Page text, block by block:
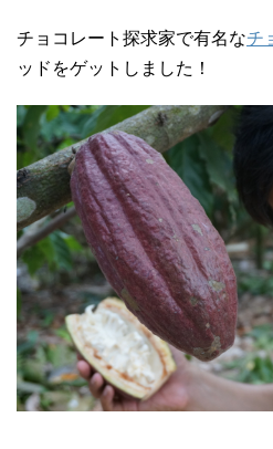
チョコレート探求家で有名なチ
ッドをゲットしました！